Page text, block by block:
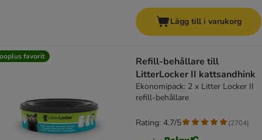
Lägg till i varukorg
favorit
Refill-behållare till
LitterLocker II kattsandhink
Ekonomipack: 2 x Litter Locker II
refill-behållare
Rating: 4.7/5 (2704)